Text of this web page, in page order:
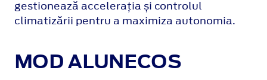
gestionează accelerația și controlul
climatizării pentru a maximiza autonomia.
MOD ALUNECOS